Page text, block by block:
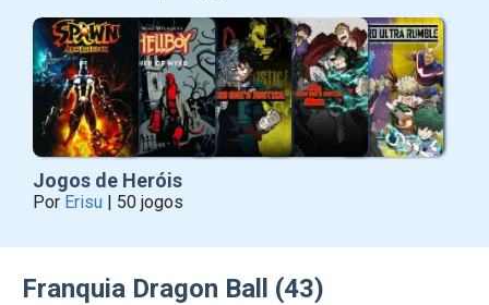
Jogos de Heróis
Por Erisu | 50 jogos
Franquia Dragon Ball (43)